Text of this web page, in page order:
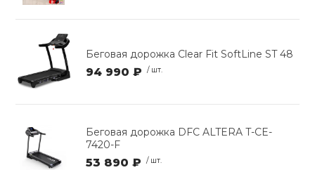
Беговая дорожка Clear Fit SoftLine ST 48
94 990 ₽ / шт.
Беговая дорожка DFC ALTERA T-CE-
7420-F
53 890 ₽ / шт.